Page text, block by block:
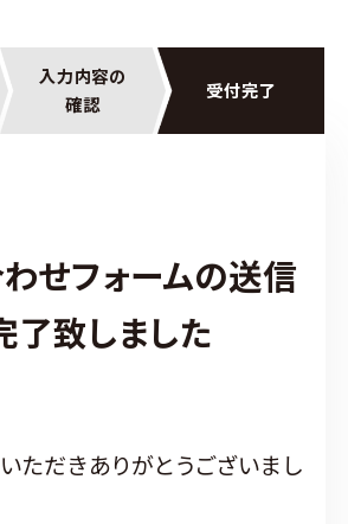
入力内容の
確認
受付完了
せフォームの送信
了致しました
ただきありがとうございまし